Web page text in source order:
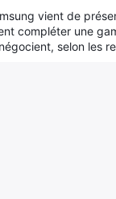
vient de
compléter une
selon les